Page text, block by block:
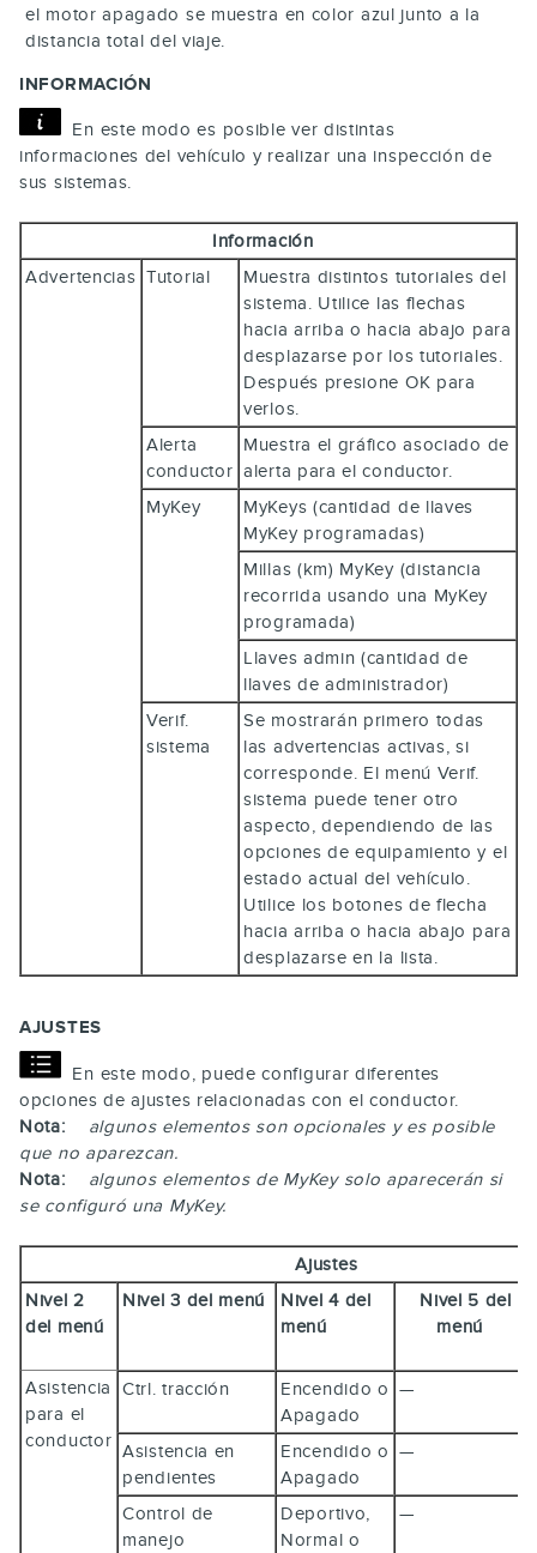
el motor apagado se muestra en color azul junto a la
distancia total del viaje.
INFORMACIÓN
En este modo es posible ver distintas
informaciones del vehículo y realizar una inspección de
sus sistemas.
Información
Advertencias Tutorial
Muestra distintos tutoriales del
sistema. Utilice las flechas
hacia arriba o hacia abajo para
desplazarse por los tutoriales.
Después presione OK para
verlos.
Alerta
conductor
Muestra el gráfico asociado de
alerta para el conductor.
MyKey
MyKeys (cantidad de llaves
MyKey programadas)
Millas (km) MyKey (distancia
recorrida usando una MyKey
programada)
Llaves admin (cantidad de
llaves de administrador)
Verif.
sistema
Se mostrarán primero todas
las advertencias activas, si
corresponde. El menú Verif.
sistema puede tener otro
aspecto, dependiendo de las
opciones de equipamiento y el
estado actual del vehículo.
Utilice los botones de flecha
hacia arriba o hacia abajo para
desplazarse en la lista.
AJUSTES
En este modo, puede configurar diferentes
opciones de ajustes relacionadas con el conductor.
Nota:
algunos elementos son opcionales y es posible
que no aparezcan.
Nota:
algunos elementos de MyKey solo aparecerán si
se configuró una MyKey.
Ajustes
Nivel 2
del menú
Nivel 3 del menú
Nivel 4 del
menú
Nivel 5 del
menú
Asistencia
para el
conductor
Ctrl. tracción
Encendido o
Apagado
—
Asistencia en
pendientes
Encendido o
Apagado
—
Control de
manejo
Deportivo,
Normal o
—